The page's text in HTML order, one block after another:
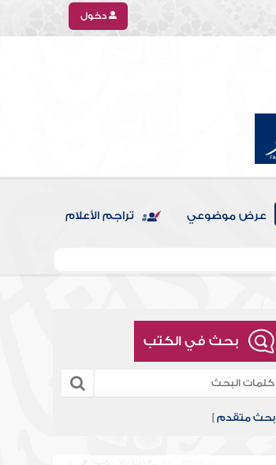
دخول
عرض موضوعي تراجم الأعلام
بحث في الكتب
[بحث متقدم ]